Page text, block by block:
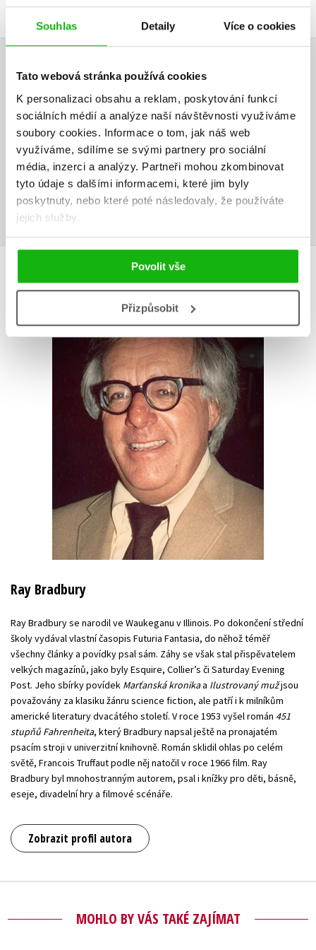
Souhlas Detaily Více o cookies
Tato webová stránka používá cookies
K personalizaci obsahu a reklam, poskytování funkcí
sociálních médií a analýze naší návštěvnosti využíváme
soubory cookies. Informace o tom, jak náš web
využíváme, sdílíme se svými partnery pro sociální
média, inzerci a analýzy. Partneři mohou zkombinovat
tyto údaje s dalšími informacemi, které jim byly
poskytnuty, nebo které poté následovaly, že používáte
jejich služby.
Povolit vše
Přizpůsobit
HODNOCENÍ ČTENÁŘŮ
V současné době nejsou vytvořena žádná uživatelská hodnocení.
Vaše hodnocení
Uživatelskou recenzi mohou vkládat pouze registrovaní uživatelé
Přihlásit
AUTOR KNIHY
Ray Bradbury
Ray Bradbury se narodil ve Waukeganu v Illinois. Po dokončení střední
školy vydával vlastní časopis Futuria Fantasia, do něhož téměř
všechny články a povídky psal sám. Záhy se však stal přispěvatelem
velkých magazínů, jako byly Esquire, Collier’s či Saturday Evening
Post. Jeho sbírky povídek Marťanská kronikaa Ilustrovaný mužjsou
považovány za klasiku žánru science fiction, ale patří i k milníkům
americké literatury dvacátého století. V roce 1953 vyšel román 451
stupňů Fahrenheita, který Bradbury napsal ještě na pronajatém
psacím stroji v univerzitní knihovně. Román sklidil ohlas po celém
světě, Francois Truffaut podle něj natočil v roce 1966 film. Ray
Bradbury byl mnohostranným autorem, psal i knížky pro děti, básně,
eseje, divadelní hry a filmové scénáře.
Zobrazit profil autora
MOHLO BY VÁS TAKÉ ZAJÍMAT